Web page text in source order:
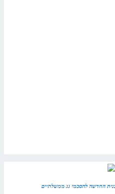
החדשה להסכמי גג ממשלתיים